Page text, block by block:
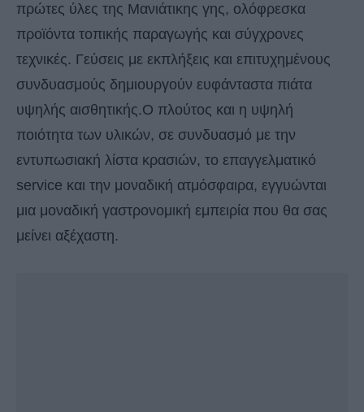
πρώτες ύλες της Μανιάτικης γης, ολόφρεσκα
προϊόντα τοπικής παραγωγής και σύγχρονες
τεχνικές. Γεύσεις με εκπλήξεις και επιτυχημένους
συνδυασμούς δημιουργούν ευφάνταστα πιάτα
υψηλής αισθητικής.Ο πλούτος και η υψηλή
ποιότητα των υλικών, σε συνδυασμό με την
εντυπωσιακή λίστα κρασιών, το επαγγελματικό
service και την μοναδική ατμόσφαιρα, εγγυώνται
μια μοναδική γαστρονομική εμπειρία που θα σας
μείνει αξέχαστη.